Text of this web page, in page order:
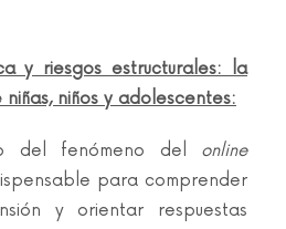
y riesgos estructurales: la
niños y adolescentes:
del fenómeno del online
para comprender
y orientar respuestas